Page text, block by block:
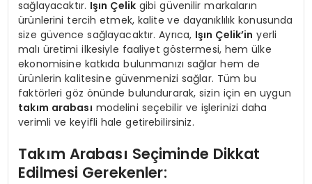
sağlayacaktır. Işın Çelik gibi güvenilir markaların
ürünlerini tercih etmek, kalite ve dayanıklılık konusunda
size güvence sağlayacaktır. Ayrıca, Işın Çelik’in yerli
malı üretimi ilkesiyle faaliyet göstermesi, hem ülke
ekonomisine katkıda bulunmanızı sağlar hem de
ürünlerin kalitesine güvenmenizi sağlar. Tüm bu
faktörleri göz önünde bulundurarak, sizin için en uygun
takım arabası modelini seçebilir ve işlerinizi daha
verimli ve keyifli hale getirebilirsiniz.
Takım Arabası Seçiminde Dikkat
Edilmesi Gerekenler: